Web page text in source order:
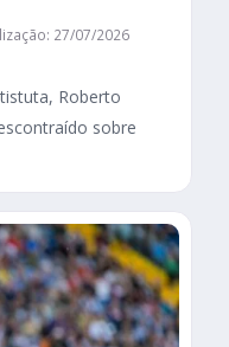
27/07/2026
Roberto
sobre